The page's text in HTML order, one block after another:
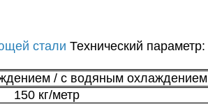
стали Технический параметр:
/ с водяным охлаждением
150 кг/метр